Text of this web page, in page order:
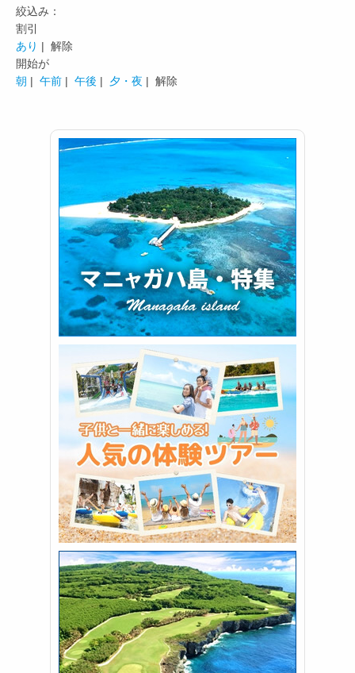
絞込み：
割引
あり | 解除
開始が
朝 | 午前 | 午後 | 夕・夜 | 解除